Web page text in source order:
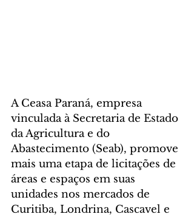
A Ceasa Paraná, empresa
vinculada à Secretaria de Estado
da Agricultura e do
Abastecimento (Seab), promove
mais uma etapa de licitações de
áreas e espaços em suas
unidades nos mercados de
Curitiba, Londrina, Cascavel e